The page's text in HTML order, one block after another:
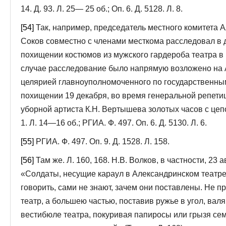
14. Д. 93. Л. 25— 25 об.; Оп. 6. Д. 5128. Л. 8.
[54] Так, например, председатель местного комитета
Соков совместно с членами месткома расследовал в
похищении костюмов из мужского гардероба театра
случае расследование было напрямую возложено
целярией главноуполномоченного по
похищении 19 декабря, во время генеральной
уборной артиста К.Н. Вертышева золотых часов с
1. Л. 14—16 об.; РГИА. Ф. 497. Оп. 6. Д. 5130. Л. 6.
[55] РГИА. Ф. 497. Оп. 9. Д. 1528. Л. 158.
[56] Там же. Л. 160, 168. Н.В. Волков, в частности, 23
«Солдаты, несущие караул в Александринском
говорить, сами не знают, зачем они поставлены. Не
театр, а большею частью, поставив ружье в угол,
вести­бюле театра, покуривая папиросы или грызя